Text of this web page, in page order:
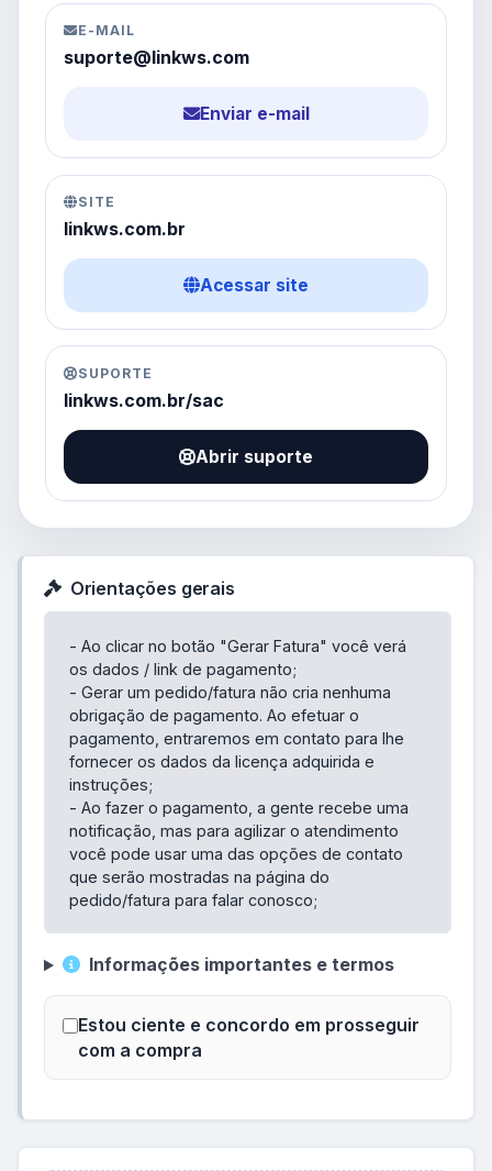
E-MAIL
suporte@linkws.com
Enviar e-mail
SITE
linkws.com.br
Acessar site
SUPORTE
linkws.com.br/sac
Abrir suporte
Orientações gerais
- Ao clicar no botão "Gerar Fatura" você verá
os dados / link de pagamento;
- Gerar um pedido/fatura não cria nenhuma
obrigação de pagamento. Ao efetuar o
pagamento, entraremos em contato para lhe
fornecer os dados da licença adquirida e
instruções;
- Ao fazer o pagamento, a gente recebe uma
notificação, mas para agilizar o atendimento
você pode usar uma das opções de contato
que serão mostradas na página do
pedido/fatura para falar conosco;
Informações importantes e termos
Estou ciente e concordo em prosseguir
com a compra